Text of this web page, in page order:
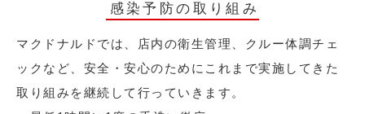
感染予防の取り組み
マクドナルドでは、店内の衛生管理、クルー体調チェ
ックなど、安全・安心のためにこれまで実施してきた
取り組みを継続して行っていきます。